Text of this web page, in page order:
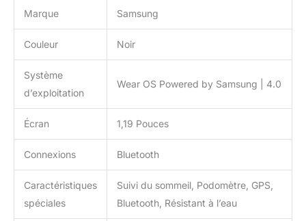
Marque Samsung
Couleur Noir
Système
d’exploitation
Wear OS Powered by Samsung | 4.0
Écran 1,19 Pouces
Connexions Bluetooth
Caractéristiques
spéciales
Suivi du sommeil, Podomètre, GPS,
Bluetooth, Résistant à l’eau